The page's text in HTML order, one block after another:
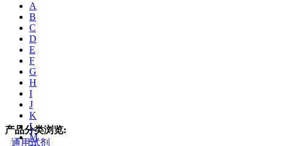
A
B
C
D
E
F
G
H
I
J
K
L
M
产品分类浏览:
通用试剂